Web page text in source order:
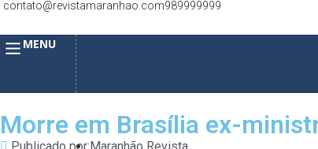
contato@revistamaranhao.com989999999
MENU
Morre em Brasília ex-